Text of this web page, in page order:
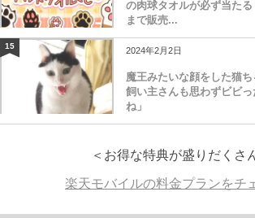
の肉球タオルが必ず当た
まで販売...
15 2024年2月2日
魔王みたいな顔をした猫ち
飼い主さんも思わずビビ
ね」
＜お得な特典が盛りだくさ
楽天モバイルの料金プランをチ